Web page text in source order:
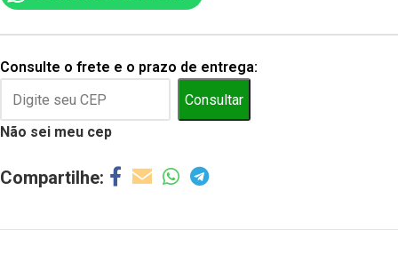
Consulte o frete e o prazo de entrega:
Consultar
Não sei meu cep